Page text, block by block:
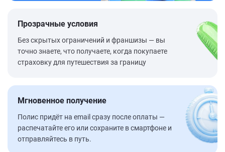
Прозрачные условия
Без скрытых ограничений и франшизы — вы
точно знаете, что получаете, когда покупаете
страховку для путешествия за границу
Мгновенное получение
Полис придёт на email сразу после оплаты —
распечатайте его или сохраните в смартфоне и
отправляйтесь в путь.